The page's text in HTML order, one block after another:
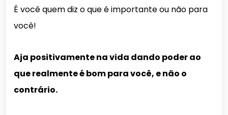
É você quem diz o que é importante ou não para
você!
Aja positivamente na vida dando poder ao
que realmente é bom para você, e não o
contrário.